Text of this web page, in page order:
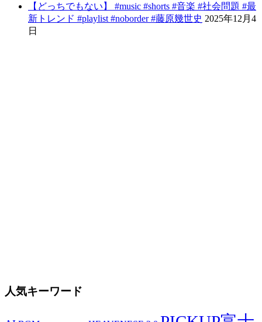
【どっちでもない】 #music #shorts #音楽 #社会問題 #最
新トレンド #playlist #noborder #藤原幾世史 2025年12月4
日
人気キーワード